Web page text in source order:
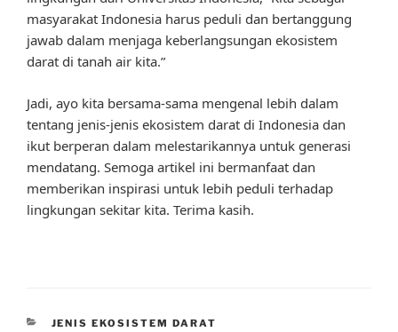
masyarakat Indonesia harus peduli dan bertanggung
jawab dalam menjaga keberlangsungan ekosistem
darat di tanah air kita.”
Jadi, ayo kita bersama-sama mengenal lebih dalam
tentang jenis-jenis ekosistem darat di Indonesia dan
ikut berperan dalam melestarikannya untuk generasi
mendatang. Semoga artikel ini bermanfaat dan
memberikan inspirasi untuk lebih peduli terhadap
lingkungan sekitar kita. Terima kasih.
CATEGORIES
JENIS EKOSISTEM DARAT